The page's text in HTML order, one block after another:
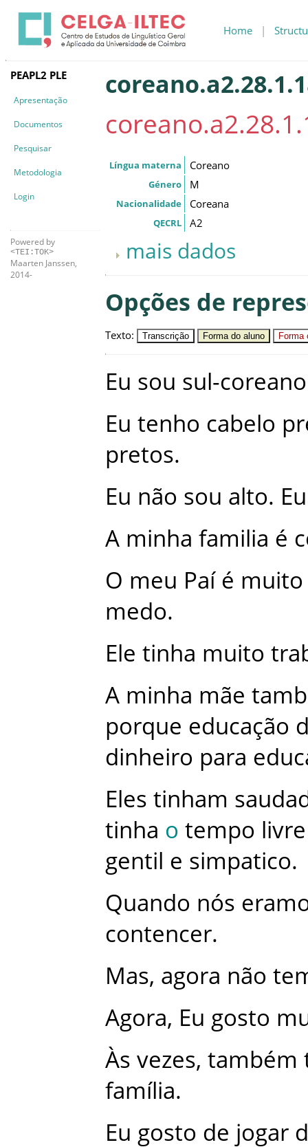
Home |
PEAPL2 PLE
Apresentação
Documentos
Pesquisar
Metodologia
Login
Powered by
<TEI:TOK>
Maarten Janssen,
2014-
Língua materna Coreano
Género M
Nacionalidade Coreana
QECRL A2
mais dados
Opções de
Texto: Transcrição Forma do aluno Forma
Eu sou sul-coreano
Eu tenho cabelo
pretos.
Eu não sou alto. Eu
A minha familia é
O meu Paí é muito
medo.
Ele tinha muito
A minha mãe
porque educação
dinheiro para
Eles tinham
tinha o tempo livre
gentil e simpatico.
Quando nós
contencer.
Mas, agora não
Agora, Eu gosto
Às vezes, também
família.
Eu gosto de jogar